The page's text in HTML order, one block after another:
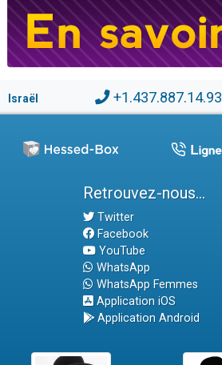
Israël +1.437.887.14.93
Retrouvez-nous...
Twitter
Facebook
YouTube
WhatsApp
WhatsApp Femmes
Application iOS
Application Android